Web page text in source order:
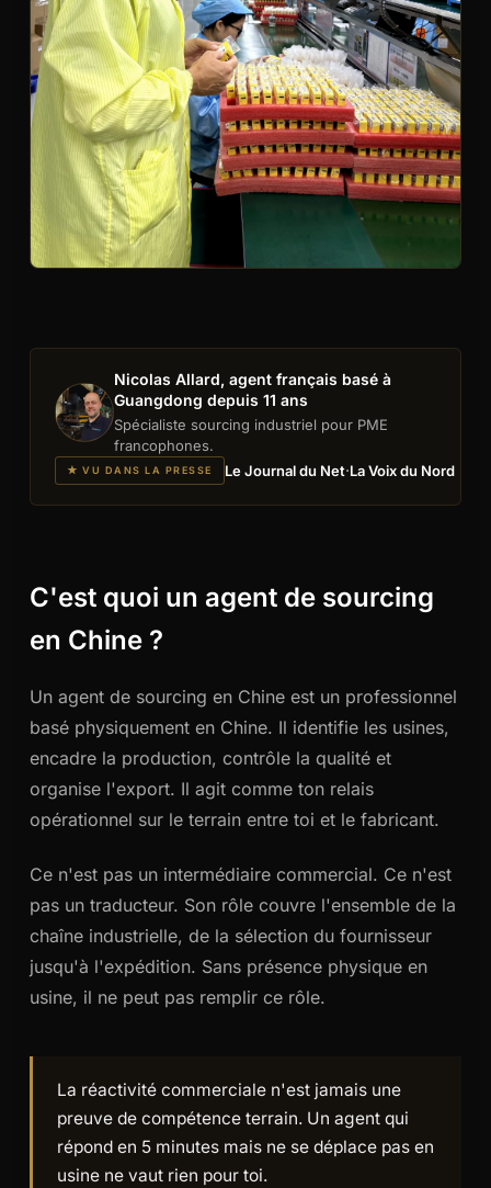
Nicolas Allard, agent français basé à
Guangdong depuis 11 ans
Spécialiste sourcing industriel pour PME
francophones.
★ VU DANS LA PRESSE Le Journal du Net·La Voix du Nord
C'est quoi un agent de sourcing
en Chine ?
Un agent de sourcing en Chine est un professionnel
basé physiquement en Chine. Il identifie les usines,
encadre la production, contrôle la qualité et
organise l'export. Il agit comme ton relais
opérationnel sur le terrain entre toi et le fabricant.
Ce n'est pas un intermédiaire commercial. Ce n'est
pas un traducteur. Son rôle couvre l'ensemble de la
chaîne industrielle, de la sélection du fournisseur
jusqu'à l'expédition. Sans présence physique en
usine, il ne peut pas remplir ce rôle.
La réactivité commerciale n'est jamais une
preuve de compétence terrain. Un agent qui
répond en 5 minutes mais ne se déplace pas en
usine ne vaut rien pour toi.